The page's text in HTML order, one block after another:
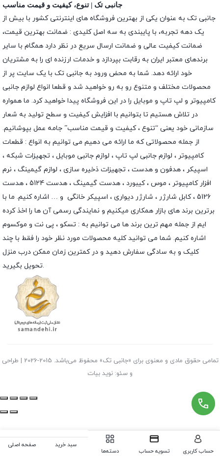
جانبی تک | تنوع، کیفیت و قیمت مناسب
جانبی تک به عنوان یکی از بهترین فروشگاه های اینترنتی کشور با بیش از
یک دهه تجربه، با پایبندی به سه اصل کلیدی : ضمانت بهترین قیمت،
ضمانت کیفیت عالی و ضمانت ارسال سریع در نظر دارد همگام با سایر
برندهای معتبر ایران به رقابت بپردازد و خدمات ارزنده ای را به مشتریان
خود ارائه دهد. شما به محض ورود به جانبی تک با یک سایت پر از
محصولات مختلف و متنوع رو به رو خواهید شد و قطعا انواع لوازم جانبی
کامپیوتر و لپ تاپ و موبایل را در این فروشگاه پیدا خواهید کرد. ما همواره
در تلاش هستیم تا بتوانیم با افزایش کیفیت و سطح تولید به شعار
سازمانی خود یعنی “تنوع ، کیفیت و قیمت مناسب” جامه عمل بپوشانیم.
از جمله محصولاتی که ما ارائه می دهیم می توانیم به انواع : قطعات
کامپیوتر ، لوازم جانبی لپ تاپ ، لوازم جانبی موبایل ، تجهیزات شبکه ،
اسپیکر ، هدفون و هدست ، تجهیزات ذخیره سازی ، لوازم گیمینگ ، نرم
افزار کامپیوتر ، موس ،کیبورد ، هدست گیمینگ
، هدست 5124 ، هدست
5126 ،
کابل شارژر ، شارژر دیواری ، اسپیکر خانگی و … اشاره کنیم. ما با
برترین برند های بازار همکاری میکنیم و نمایندگی رسمی آن ها را اخذ کرده
ایم از جمله مهم ترین برند ها می توانیم به : تسکو ، پی نت و موکسوم
اشاره کنیم. شما می توانید کلیه محصولات مورد نظر خود را فقط با چند
کلیک و به سادگی سفارش دهید و در کمترین زمان ممکن درب منزل
تحویل بگیرید.
تمامی حقوق مادی و معنوی برای «جانبی تک» محفوظ می‌باشد. 2015-2026 | طراحی
و سئو: نوید بیات
صفحه اصلی
سبد خرید
دسته‌ها
تسویه حساب حساب کاربری